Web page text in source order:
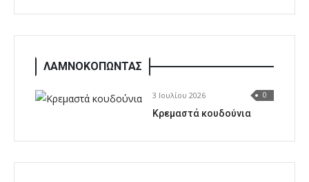
ΛΑΜΝΟΚΟΠΩΝΤΑΣ
3 Ιουλίου 2026 0
Κρεμαστά κουδούνια